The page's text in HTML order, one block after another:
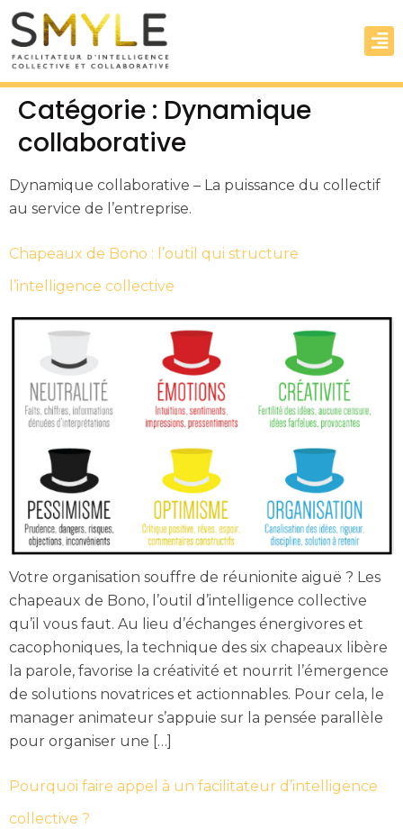
Catégorie : Dynamique
collaborative
Dynamique collaborative – La puissance du collectif
au service de l’entreprise.
Chapeaux de Bono : l’outil qui structure
l’intelligence collective
Votre organisation souffre de réunionite aiguë ? Les
chapeaux de Bono, l’outil d’intelligence collective
qu’il vous faut. Au lieu d’échanges énergivores et
cacophoniques, la technique des six chapeaux libère
la parole, favorise la créativité et nourrit l’émergence
de solutions novatrices et actionnables. Pour cela, le
manager animateur s’appuie sur la pensée parallèle
pour organiser une […]
Pourquoi faire appel à un facilitateur d’intelligence
collective ?